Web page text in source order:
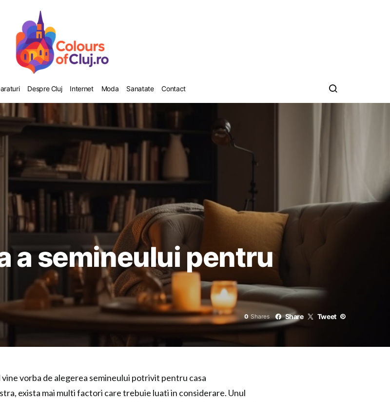
Despre Cluj Internet Moda Sanatate Contact
a semineului pentru
0 Shares Share Tweet
vorba de alegerea semineului potrivit pentru casa
exista mai multi factori care trebuie luati in considerare. Unul